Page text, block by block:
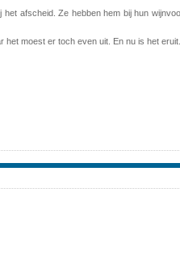
afscheid. Ze hebben hem bij hun
moest er toch even uit. En nu is het